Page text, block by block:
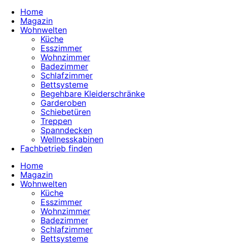
Home
Magazin
Wohnwelten
Küche
Esszimmer
Wohnzimmer
Badezimmer
Schlafzimmer
Bettsysteme
Begehbare Kleiderschränke
Garderoben
Schiebetüren
Treppen
Spanndecken
Wellnesskabinen
Fachbetrieb finden
Home
Magazin
Wohnwelten
Küche
Esszimmer
Wohnzimmer
Badezimmer
Schlafzimmer
Bettsysteme